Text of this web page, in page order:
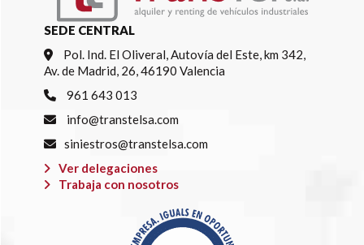
SEDE CENTRAL
Pol. Ind. El Oliveral, Autovía del Este, km 342,
Av. de Madrid, 26, 46190 Valencia
961 643 013
info@transtelsa.com
siniestros@transtelsa.com
Ver delegaciones
Trabaja con nosotros